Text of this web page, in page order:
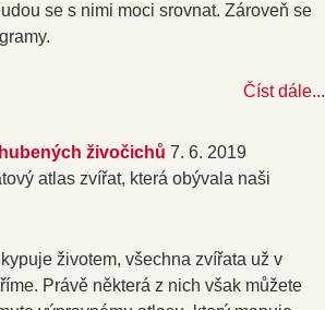
se s nimi moci srovnat. Zároveň se
Číst dále...
živočichů 7. 6. 2019
atlas zvířat, která obývala naši
životem, všechna zvířata už v
Právě některá z nich však můžete